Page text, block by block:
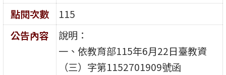
點閱次數
115
公告內容
說明：
一、依教育部115年6月22日臺教資
（三）字第1152701909號函